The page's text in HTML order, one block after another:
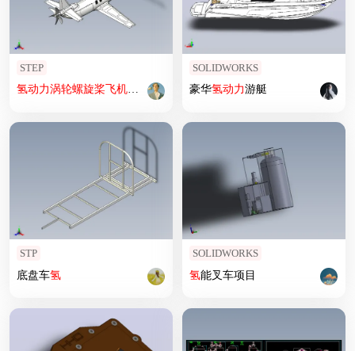
STEP
氢动力涡轮螺旋桨飞机造型3D图纸 STEP格式
SOLIDWORKS
豪华氢动力游艇
STP
底盘车氢
SOLIDWORKS
氢能叉车项目